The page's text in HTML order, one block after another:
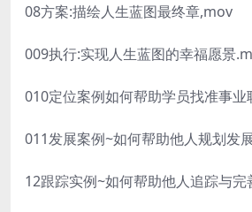
08方案:描绘人生蓝图最终章,mov
009执行:实现人生蓝图的幸福愿景
010定位案例如何帮助学员找准事
011发展案例~如何帮助他人规划发
12跟踪实例~如何帮助他人追踪与